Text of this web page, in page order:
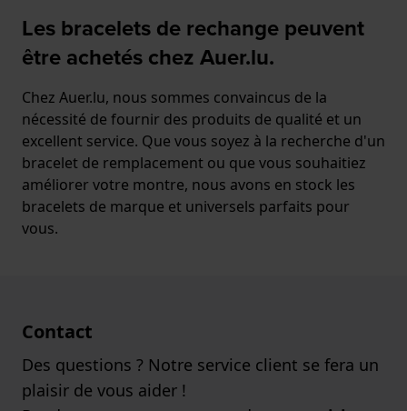
Les bracelets de rechange peuvent
être achetés chez Auer.lu.
Chez Auer.lu, nous sommes convaincus de la
nécessité de fournir des produits de qualité et un
excellent service. Que vous soyez à la recherche d'un
bracelet de remplacement ou que vous souhaitiez
améliorer votre montre, nous avons en stock les
bracelets de marque et universels parfaits pour
vous.
Contact
Des questions ? Notre service client se fera un
plaisir de vous aider !